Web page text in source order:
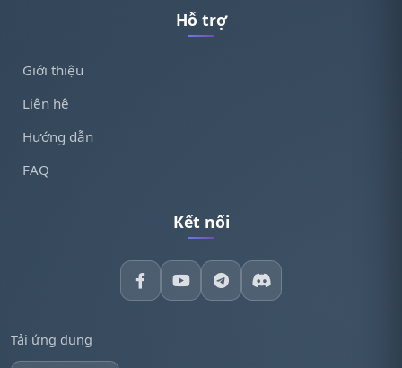
Hỗ trợ
Giới thiệu
Liên hệ
Hướng dẫn
FAQ
Kết nối
Tải ứng dụng